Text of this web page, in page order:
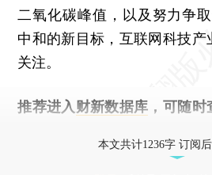
二氧化碳峰值，以及努力争
中和的新目标，互联网科技产
关注。
推荐进入 财新数据库 ，可随
本文共计1236字 订阅